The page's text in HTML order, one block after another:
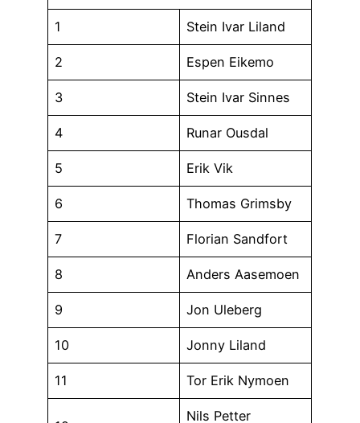
1 Stein Ivar Liland
2 Espen Eikemo
3 Stein Ivar Sinnes
4 Runar Ousdal
5 Erik Vik
6 Thomas Grimsby
7 Florian Sandfort
8 Anders Aasemoen
9 Jon Uleberg
10 Jonny Liland
11 Tor Erik Nymoen
Nils Petter